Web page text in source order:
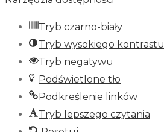
Tryb czarno-biały
Tryb wysokiego kontrastu
Tryb negatywu
Podświetlone tło
Podkreślenie linków
Tryb lepszego czytania